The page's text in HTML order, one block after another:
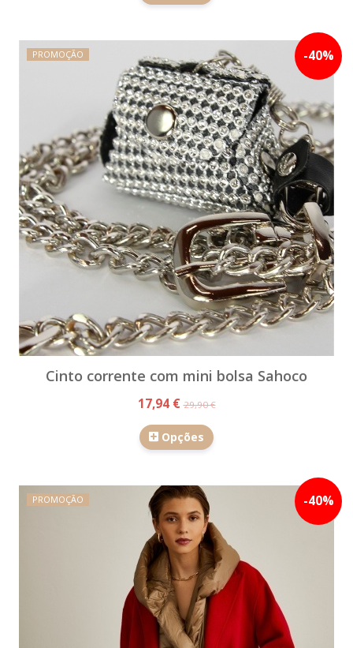
-40%
PROMOÇÃO
Cinto corrente com mini bolsa Sahoco
17,94 €29,90 €
Opções
-40%
PROMOÇÃO